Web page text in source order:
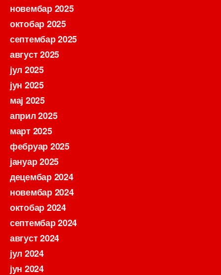
новембар 2025
октобар 2025
септембар 2025
август 2025
јул 2025
јун 2025
мај 2025
април 2025
март 2025
фебруар 2025
јануар 2025
децембар 2024
новембар 2024
октобар 2024
септембар 2024
август 2024
јул 2024
јун 2024